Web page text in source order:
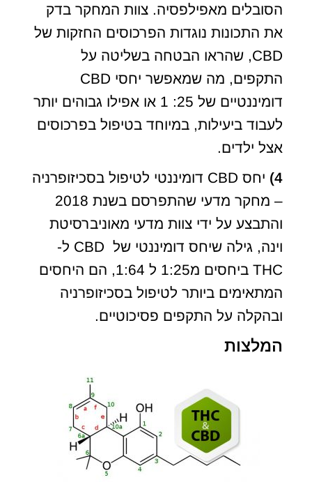
הסובלים מאפילפסיה. צוות המחקר בדק
את התכונות נוגדות הפרכוסים החזקות של
CBD, שהראו הבטחה בשליטה על
התקפים, מה שמאפשר יחסי CBD
דומיננטיים של 25: 1 או אפילו גבוהים יותר
לעבוד ביעילות, במיוחד בטיפול בפרכוסים
אצל ילדים.
4)
יחס CBD דומיננטי לטיפול בסכיזופרניה
– מחקר מדעי שהתפרסם בשנת 2018
והתבצע על ידי צוות מדעי מאוניברסיטת
וינה, גילה שיחס דומיננטי של CBD ל-
THC ביחסים מ1:25 ל 1:64, הם היחסים
המתאימים ביותר לטיפול בסכיזופרניה
ובהקלה על התקפים פסיכוטיים.
המלצות